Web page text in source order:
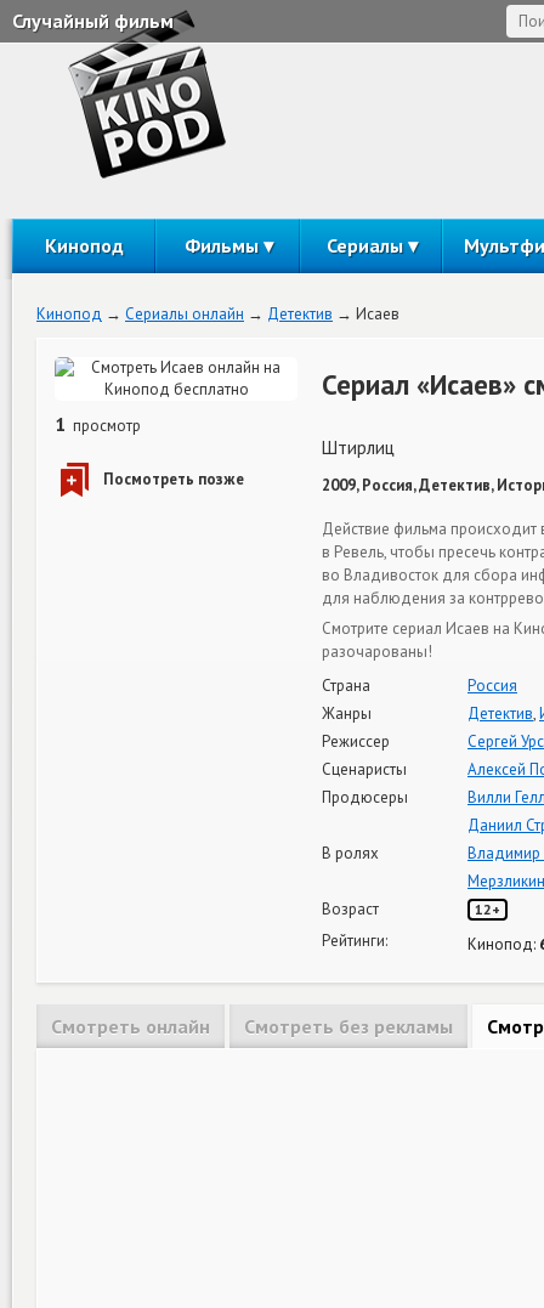
Случайный фильм
Кинопод Фильмы Сериалы
Кинопод Сериалы онлайн Детектив Исаев
1 просмотр
Сериал «Исаев»
Штирлиц
2009, Россия, Детектив,
Действие фильма происходит
в Ревель, чтобы пресечь
во Владивосток для сбора
для наблюдения за
Смотрите сериал Исаев на
разочарованы!
Страна
Россия
Жанры
Детектив,
Режиссер
Сергей
Сценаристы
Алексей
Продюсеры
Вилли
В ролях
Даниил
Владимир
Мерзликин
Возраст
12+
Рейтинги: Кинопод:
Смотреть онлайн Смотреть без рекламы